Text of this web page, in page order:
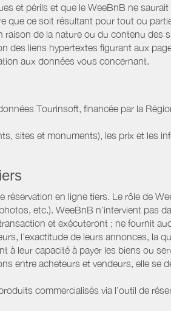
et périls et que le WeeBnB ne
que ce soit résultant pour tout ou
de la nature ou du contenu des
des liens hypertextes figurant aux
aux données vous concernant.
Tourinsoft, financée par la
sites et monuments), les prix et les
en ligne tiers. Le rôle de
etc.). WeeBnB n’intervient pas
et exécuteront ; ne fournit
l’exactitude de leurs annonces, la
leur capacité à payer les biens ou
entre acheteurs et vendeurs, elle se
commercialisés via l’outil de